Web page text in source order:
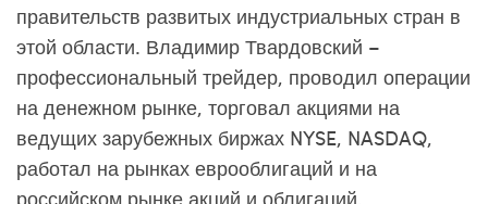
правительств развитых индустриальных стран в
этой области. Владимир Твардовский –
профессиональный трейдер, проводил операции
на денежном рынке, торговал акциями на
ведущих зарубежных биржах NYSE, NASDAQ,
работал на рынках еврооблигаций и на
российском рынке акций и облигаций.